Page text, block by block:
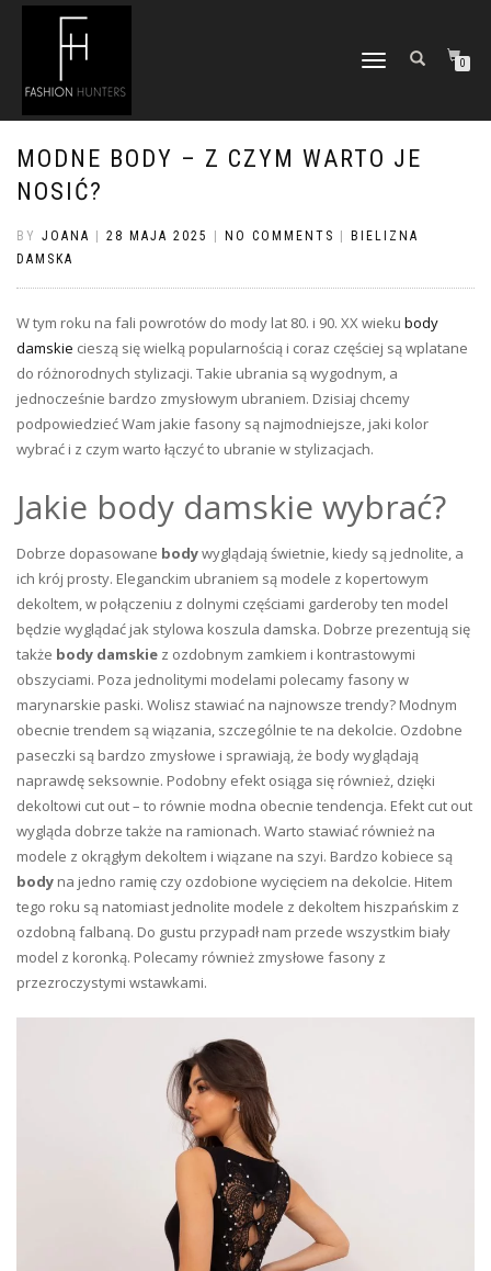
TOGGLE
0
MODNE BODY – Z CZYM WARTO JE
NOSIĆ?
BY JOANA 28 MAJA 2025 NO COMMENTS
BIELIZNA
DAMSKA
W tym roku na fali powrotów do mody lat 80. i 90. XX wieku body
damskie cieszą się wielką popularnością i coraz częściej są wplatane
do różnorodnych stylizacji. Takie ubrania są wygodnym, a
jednocześnie bardzo zmysłowym ubraniem. Dzisiaj chcemy
podpowiedzieć Wam jakie fasony są najmodniejsze, jaki kolor
wybrać i z czym warto łączyć to ubranie w stylizacjach.
Jakie body damskie wybrać?
Dobrze dopasowane bodywyglądają świetnie, kiedy są jednolite, a
ich krój prosty. Eleganckim ubraniem są modele z kopertowym
dekoltem, w połączeniu z dolnymi częściami garderoby ten model
będzie wyglądać jak stylowa koszula damska. Dobrze prezentują się
także body damskie z ozdobnym zamkiem i kontrastowymi
obszyciami. Poza jednolitymi modelami polecamy fasony w
marynarskie paski. Wolisz stawiać na najnowsze trendy? Modnym
obecnie trendem są wiązania, szczególnie te na dekolcie. Ozdobne
paseczki są bardzo zmysłowe i sprawiają, że body wyglądają
naprawdę seksownie. Podobny efekt osiąga się również, dzięki
dekoltowi cut out – to równie modna obecnie tendencja. Efekt cut out
wygląda dobrze także na ramionach. Warto stawiać również na
modele z okrągłym dekoltem i wiązane na szyi. Bardzo kobiece są
body na jedno ramię czy ozdobione wycięciem na dekolcie. Hitem
tego roku są natomiast jednolite modele z dekoltem hiszpańskim z
ozdobną falbaną. Do gustu przypadł nam przede wszystkim biały
model z koronką. Polecamy również zmysłowe fasony z
przezroczystymi wstawkami.